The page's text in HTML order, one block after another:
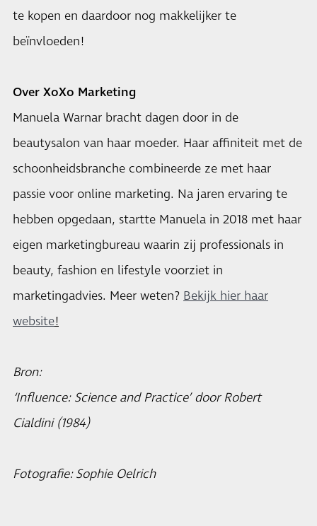
te kopen en daardoor nog makkelijker te
beïnvloeden!
Over XoXo Marketing
Manuela Warnar bracht dagen door in de
beautysalon van haar moeder. Haar affiniteit met de
schoonheidsbranche combineerde ze met haar
passie voor online marketing. Na jaren ervaring te
hebben opgedaan, startte Manuela in 2018 met haar
eigen marketingbureau waarin zij professionals in
beauty, fashion en lifestyle voorziet in
marketingadvies. Meer weten? Bekijk hier haar
website!
Bron:
‘Influence: Science and Practice’ door Robert
Cialdini (1984)
Fotografie: Sophie Oelrich